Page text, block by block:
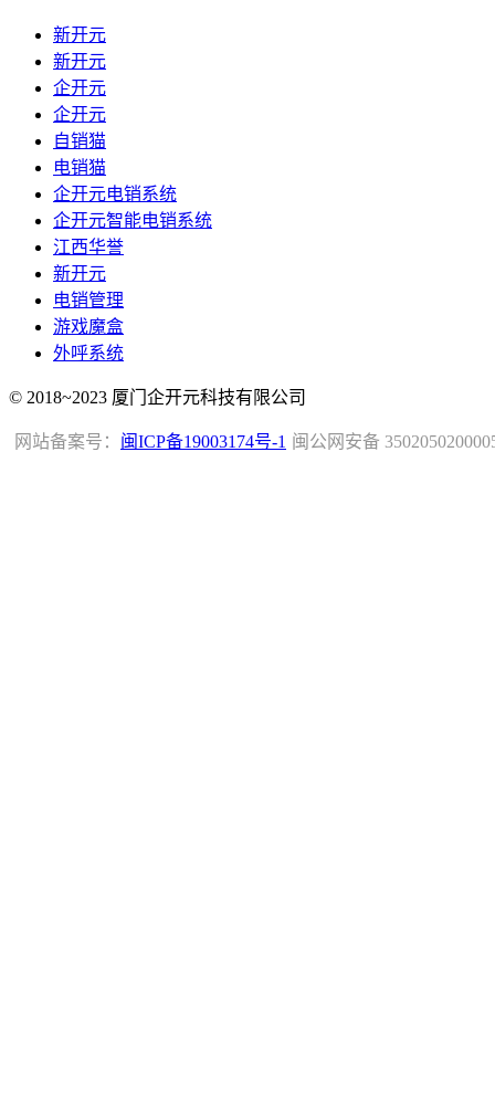
新开元
新开元
企开元
企开元
自销猫
电销猫
企开元电销系统
企开元智能电销系统
江西华誉
新开元
电销管理
游戏魔盒
外呼系统
© 2018~2023 厦门企开元科技有限公司
闽公网安备
网站备案号： 闽ICP备19003174号-1